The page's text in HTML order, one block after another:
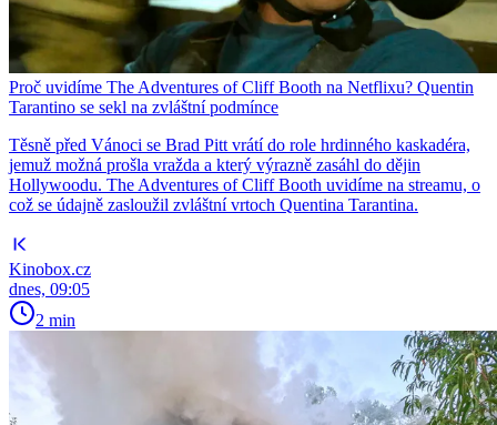
Proč uvidíme The Adventures of Cliff Booth na Netflixu? Quentin
Tarantino se sekl na zvláštní podmínce
Těsně před Vánoci se Brad Pitt vrátí do role hrdinného kaskadéra,
jemuž možná prošla vražda a který výrazně zasáhl do dějin
Hollywoodu. The Adventures of Cliff Booth uvidíme na streamu, o
což se údajně zasloužil zvláštní vrtoch Quentina Tarantina.
Kinobox.cz
dnes, 09:05
2 min